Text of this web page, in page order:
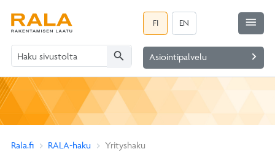
FI EN
search Asiointipalvelu navigate_next
menu
Rala.fi RALA-haku Yrityshaku